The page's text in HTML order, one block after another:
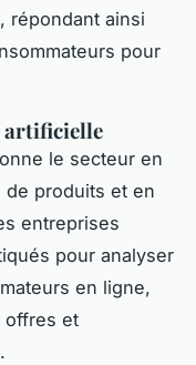
répondant ainsi
pour
artificielle
le secteur en
de produits et en
entreprises
pour analyser
en ligne,
offres et